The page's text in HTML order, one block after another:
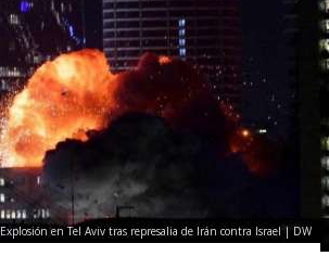
Explosión en Tel Aviv tras represalia de Irán contra Israel | DW